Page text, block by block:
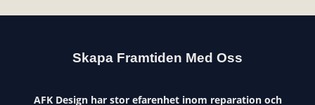
Skapa Framtiden Med Oss
AFK Design har stor efarenhet inom reparation och